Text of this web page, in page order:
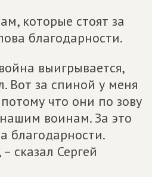
которые стоят за
благодарности.
выигрывается,
Вот за спиной у меня
что они по зову
воинам. За это
благодарности.
сказал Сергей